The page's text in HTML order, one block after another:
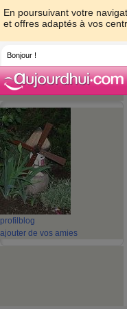
En poursuivant votre
et offres adaptés à vos
Bonjour !
profil blog
ajouter de vos amies